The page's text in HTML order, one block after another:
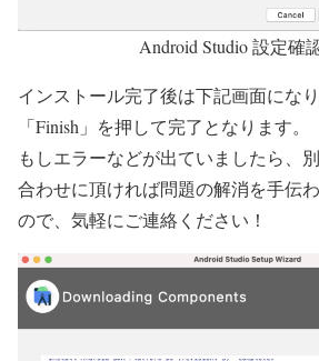
Android Studio 設定確
インストール完了後は下記画面になり
「Finish」を押して完了となります。
もしエラーなどが出ていましたら、
合わせに頂ければ問題の解消を手伝
ので、気軽にご連絡ください！